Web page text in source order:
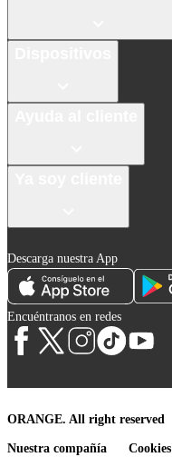
Descarga nuestra App
Encuéntranos en redes
ORANGE. All right reserved
Nuestra compañía Cookies